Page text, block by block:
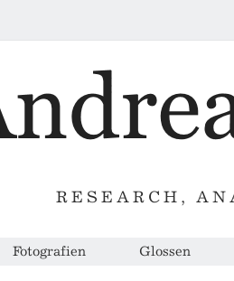
RESEARCH,
Fotografien Glossen